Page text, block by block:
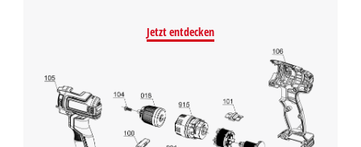
Wir benötigen deine Zustimmung, um
Google Maps laden zu können!
Jetzt entdecken